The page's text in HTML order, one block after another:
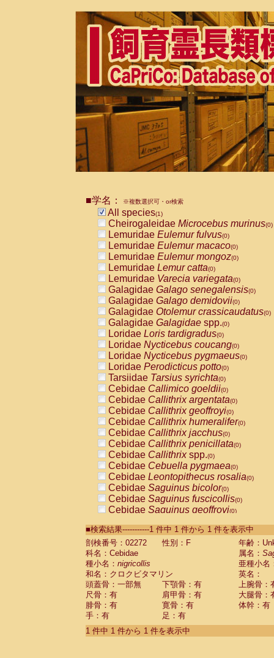
■学名： ※複数選択可・or検索
All species(1)
Cheirogaleidae Microcebus murinus(0)
Lemuridae Eulemur fulvus(0)
Lemuridae Eulemur macaco(0)
Lemuridae Eulemur mongoz(0)
Lemuridae Lemur catta(0)
Lemuridae Varecia variegata(0)
Galagidae Galago senegalensis(0)
Galagidae Galago demidovii(0)
Galagidae Otolemur crassicaudatus(0)
Galagidae Galagidae spp.(0)
Loridae Loris tardigradus(0)
Loridae Nycticebus coucang(0)
Loridae Nycticebus pygmaeus(0)
Loridae Perodicticus potto(0)
Tarsiidae Tarsius syrichta(0)
Cebidae Callimico goeldii(0)
Cebidae Callithrix argentata(0)
Cebidae Callithrix geoffroyi(0)
Cebidae Callithrix humeralifer(0)
Cebidae Callithrix jacchus(0)
Cebidae Callithrix penicillata(0)
Cebidae Callithrixspp.(0)
Cebidae Cebuella pygmaea(0)
Cebidae Leontopithecus rosalia(0)
Cebidae Saguinus bicolor(0)
Cebidae Saguinus fuscicollis(0)
Cebidae Saguinus geoffroyi(0)
CebidaeSaguinus labiatus(0)
Cebidae Saguinus leucopus (0)
Cebidae
CebidaeSaguinus mystax
CebidaeSaguinus nigricollis (1)
Cebidae Saguinus oedipus
Cebidae Saguinus weddelli
Cebidae Saguinusspp.
Cebidae Aotus trivirgatus
Cebidae Cebus albifrons
■検索結果-----------1 件中 1 件から 1 件を表示中
剖検番号：02272
性別：F
年齢：
科名：Cebidae
属名：
種小名： nigricollis
亜種小名
和名：クロクビタマリン
英名：
頭蓋骨：一部無
下顎骨：有
上腕骨：
尺骨：有
肩甲骨：有
大腿骨：
腓骨：有
寛骨：有
体幹：有
手：有
足：有
1 件中 1 件から 1 件を表示中